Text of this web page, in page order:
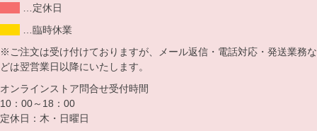
…定休日
…臨時休業
※ご注文は受け付けておりますが、メール返信・電話対応・発送業務な
どは翌営業日以降にいたします。
オンラインストア問合せ受付時間
10：00～18：00
定休日：木・日曜日